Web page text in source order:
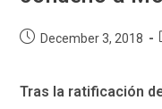
PostDecember 3, 2018
Tras la ratificación